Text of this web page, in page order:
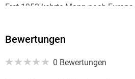
Erst 1952 kehrte Mann nach
Bewertungen
0 Bewertungen